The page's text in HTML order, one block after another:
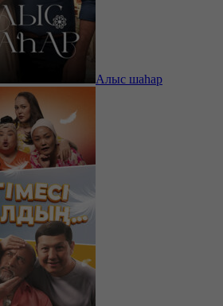
Алыс шаһар